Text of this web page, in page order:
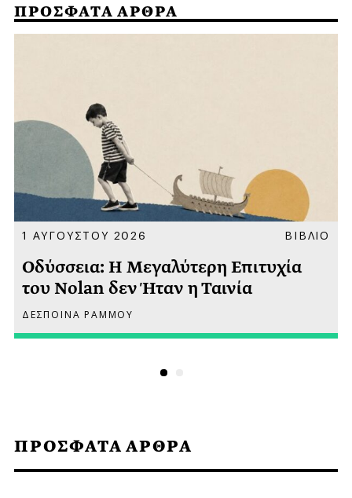
ΠΡΟΣΦΑΤΑ ΑΡΘΡΑ
ΠΡΟΣΦΑΤΑ ΑΡΘΡΑ
1 ΑΥΓΟΥΣΤΟΥ 2026 ΒΙΒΛΙΟ
Οδύσσεια: Η Μεγαλύτερη Επιτυχία
του Nolan δεν Ήταν η Ταινία
ΔΕΣΠΟΙΝΑ ΡΑΜΜΟΥ